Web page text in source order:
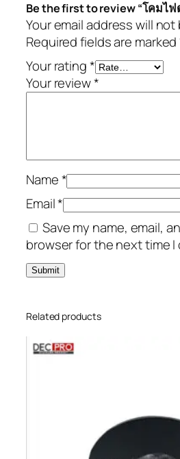
Be the first to review “โคมไ
Your email address will
Required fields are marked
Your rating*
Your review*
Name*
Email*
Save my name, email,
browser for the next time I
Related products